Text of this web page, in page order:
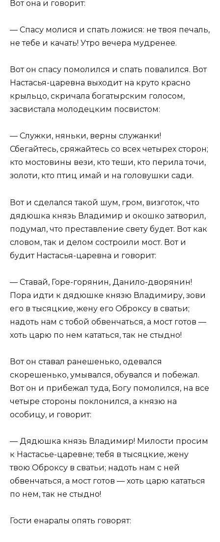
Вот она и говорит:
— Спасу молися и спать ложися: не твоя печаль,
не тебе и качать! Утро вечера мудренее.
Вот он спасу помолился и спать повалился. Вот
Настасья-царевна выходит на круто красно
крыльцо, скричала богатырским голосом,
засвистала молодецким посвистом:
— Служки, няньки, верны служанки!
Сбегайтесь, сряжайтесь со всех четырех сторон;
кто мостовины вези, кто теши, кто перила точи,
золоти, кто птиц имай и на головушки сади.
Вот и сделался такой шум, гром, визготок, что
дядюшка князь Владимир и окошко затворил,
подумал, что преставление свету будет. Вот как
словом, так и делом состроили мост. Вот и
будит Настасья-царевна и говорит:
— Ставай, Горе-горянин, Данило-дворянин!
Пора идти к дядюшке князю Владимиру, зови
его в тысяцкие, жену его Оброксу в сватьи;
надоть нам с тобой обвенчаться, а мост готов —
хоть царю по нем кататься, так не стыдно!
Вот он ставал ранешенько, одевался
скорешенько, умывался, обувался и побежал.
Вот он и прибежал туда, Богу помолился, на все
четыре стороны поклонился, а князю на
особицу, и говорит:
— Дядюшка князь Владимир! Милости просим
к Настасье-царевне; тебя в тысяцкие, жену
твою Оброксу в сватьи; надоть нам с ней
обвенчаться, а мост готов — хоть царю кататься
по нем, так не стыдно!
Гости енаралы опять говорят: